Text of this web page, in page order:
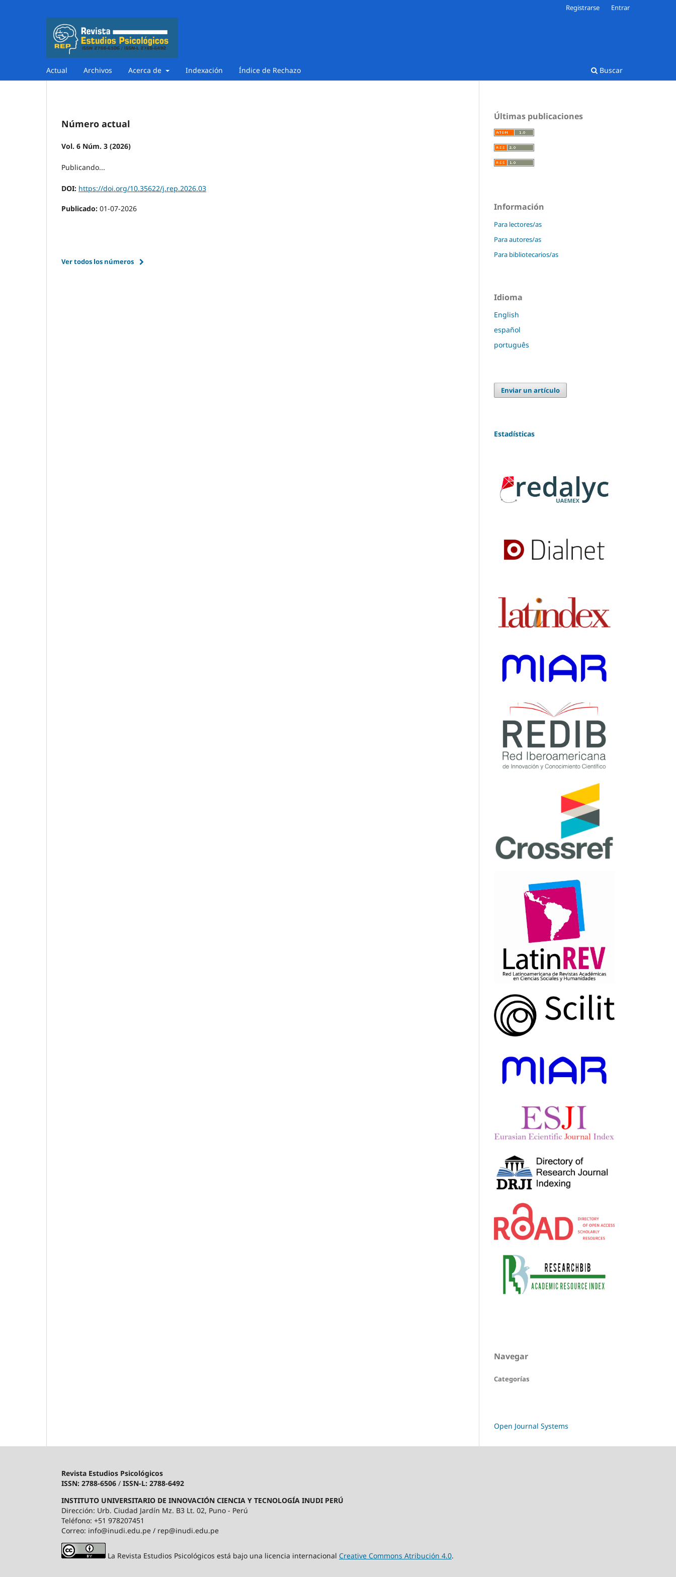
Actual Archivos Acerca de Indexación Índice de Rechazo Buscar
Registrarse Entrar
Número actual
Vol. 6 Núm. 3 (2026)
Publicando...
DOI: https://doi.org/10.35622/j.rep.2026.03
Publicado: 01-07-2026
Ver todos los números
Últimas publicaciones
Información
Para lectores/as
Para autores/as
Para bibliotecarios/as
Idioma
English
español
português
Enviar un artículo
Estadísticas
Navegar
Categorías
Open Journal Systems
Revista Estudios Psicológicos
ISSN: 2788-6506 / ISSN-L: 2788-6492
INSTITUTO UNIVERSITARIO DE INNOVACIÓN CIENCIA Y TECNOLOGÍA INUDI PERÚ
Dirección: Urb. Ciudad Jardín Mz. B3 Lt. 02, Puno - Perú
Teléfono: +51 978207451
Correo: info@inudi.edu.pe / rep@inudi.edu.pe
La Revista Estudios Psicológicos está bajo una licencia internacional Creative Commons Atribución 4.0.